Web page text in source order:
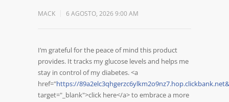
MACK 6 AGOSTO, 2026 9:00 AM
I’m grateful for the peace of mind this product
provides. It tracks my glucose levels and helps me
stay in control of my diabetes. <a
href="https://
target="_blank">click here</a> to embrace a more